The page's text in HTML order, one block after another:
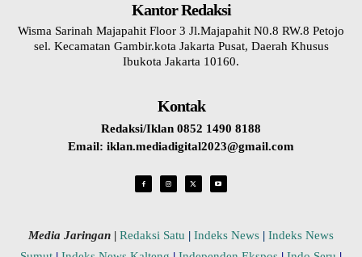
Kantor Redaksi
Wisma Sarinah Majapahit Floor 3 Jl.Majapahit N0.8 RW.8 Petojo
sel. Kecamatan Gambir.kota Jakarta Pusat, Daerah Khusus
Ibukota Jakarta 10160.
Kontak
Redaksi/Iklan 0852 1490 8188
Email: iklan.mediadigital2023@gmail.com
Media Jaringan | Redaksi Satu | Indeks News | Indeks News